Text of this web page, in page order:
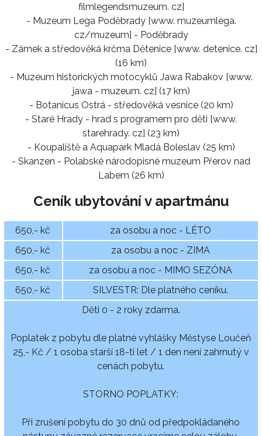
filmlegendsmuzeum. cz]
- Muzeum Lega Poděbrady [www. muzeumlega.
cz/muzeum] - Poděbrady
- Zámek a středověká krčma Dětenice [www. detenice. cz]
(16 km)
- Muzeum historických motocyklů Jawa Rabakov [www.
jawa - muzeum. cz] (17 km)
- Botanicus Ostrá - středověká vesnice (20 km)
- Staré Hrady - hrad s programem pro děti [www.
starehrady. cz] (23 km)
- Koupaliště a Aquapark Mladá Boleslav (25 km)
- Skanzen - Polabské národopisné muzeum Přerov nad
Labem (26 km)
Ceník ubytování v apartmánu
650,- kč
za osobu a noc - LÉTO
650,- kč
za osobu a noc - ZIMA
650,- kč
za osobu a noc - MIMO SEZÓNA
650,- kč
SILVESTR: Dle platného ceníku.
Děti 0 - 2 roky zdarma.
Poplatek z pobytu dle platné vyhlášky Městyse Loučeň
25,- Kč / 1 osoba starší 18-ti let / 1 den není zahrnutý v
cenách pobytu.
STORNO POPLATKY:
Při zrušení pobytu do 30 dnů od předpokládaného